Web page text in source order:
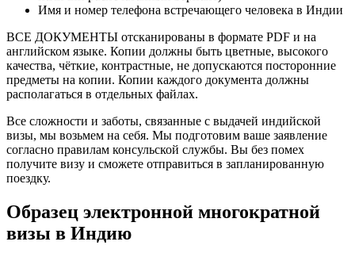
Имя и номер телефона встречающего человека в Индии
ВСЕ ДОКУМЕНТЫ отсканированы в формате PDF и на
английском языке. Копии должны быть цветные, высокого
качества, чёткие, контрастные, не допускаются посторонние
предметы на копии. Копии каждого документа должны
располагаться в отдельных файлах.
Все сложности и заботы, связанные с выдачей индийской
визы, мы возьмем на себя. Мы подготовим ваше заявление
согласно правилам консульской службы. Вы без помех
получите визу и сможете отправиться в запланированную
поездку.
Образец электронной многократной
визы в Индию